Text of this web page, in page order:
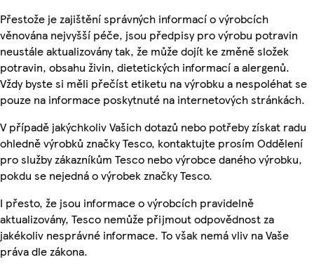
Přestože je zajištění správných informací o výrobcích
věnována nejvyšší péče, jsou předpisy pro výrobu potravin
neustále aktualizovány tak, že může dojít ke změně složek
potravin, obsahu živin, dietetických informací a alergenů.
Vždy byste si měli přečíst etiketu na výrobku a nespoléhat se
pouze na informace poskytnuté na internetových stránkách.
V případě jakýchkoliv Vašich dotazů nebo potřeby získat radu
ohledně výrobků značky Tesco, kontaktujte prosím Oddělení
pro služby zákazníkům Tesco nebo výrobce daného výrobku,
pokdu se nejedná o výrobek značky Tesco.
I přesto, že jsou informace o výrobcích pravidelně
aktualizovány, Tesco nemůže přijmout odpovědnost za
jakékoliv nesprávné informace. To však nemá vliv na Vaše
práva dle zákona.